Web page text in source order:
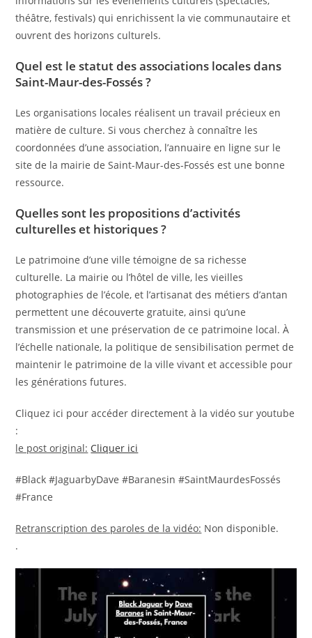
théâtre, festivals) qui enrichissent la vie communautaire et
ouvrent des horizons culturels.
Quel est le statut des associations locales dans
Saint-Maur-des-Fossés ?
Les organisations locales réalisent un travail précieux en
matière de culture. Si vous cherchez à connaître les
coordonnées d’une association, l’annuaire en ligne sur le
site de la mairie de Saint-Maur-des-Fossés est une bonne
ressource.
Quelles sont les propositions d’activités
culturelles et historiques ?
Le patrimoine d’une ville témoigne de sa richesse
culturelle. La mairie ou l’hôtel de ville, les vieilles
photographies de l’école, et l’artisanat des métiers d’antan
permettent une découverte gratuite, ainsi qu’une
transmission et une préservation de ce patrimoine local. À
l’échelle nationale, la politique de sensibilisation permet de
maintenir le patrimoine de la ville vivant et accessible pour
les générations futures.
Cliquez ici pour accéder directement à la vidéo sur youtube
:
le post original: Cliquer ici
#Black #JaguarbyDave #Baranesin #SaintMaurdesFossés
#France
Retranscription des paroles de la vidéo: Non disponible.
.